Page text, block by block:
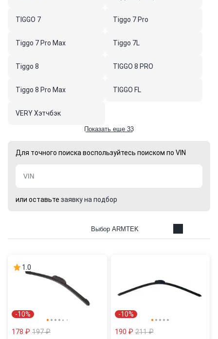
TIGGO 7 Tiggo 7 Pro
Tiggo 7 Pro Max Tiggo 7L
Tiggo 8 TIGGO 8 PRO
Tiggo 8 Pro Max TIGGO FL
VERY Хэтчбэк
Показать еще 33
Для точного поиска воспользуйтесь поиском по VIN
или оставьте заявку на подбор
Выбор ARMTEK
1.0
-10%
178 ₽ 197 ₽
-10%
190 ₽ 211 ₽